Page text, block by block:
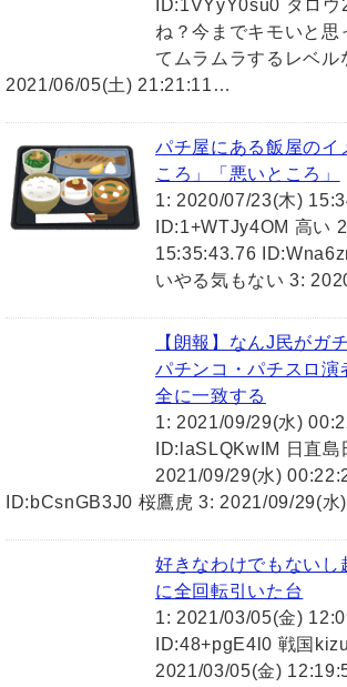
ID:1VYyY0su0 タロウ
ね？今までキモいと思
てムラムラするレベル
2021/06/05(土) 21:21:11…
パチ屋にある飯屋のイ
ころ」「悪いところ」
1: 2020/07/23(木)
ID:1+WTJy4OM 高い
15:35:43.76
いやる気もない 3:
【朗報】なんJ民がガ
パチンコ・パチスロ演
全に一致する
1: 2021/09/29(水)
ID:laSLQKwIM 日直島
2021/09/29(水)
ID:bCsnGB3J0 桜鷹虎 3: 2021/09/29(
好きなわけでもないし
に全回転引いた台
1: 2021/03/05(金)
ID:48+pgE4l0 戦国
2021/03/05(金)